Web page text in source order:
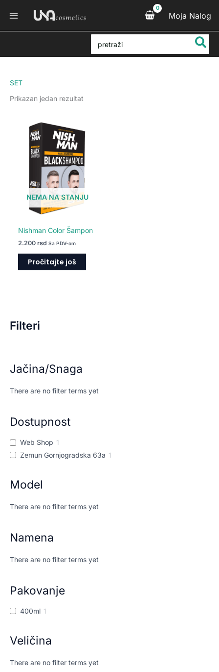
Moja Nalog
for:
Filteri
Jačina/Snaga
There are no filter terms yet
Dostupnost
Web Shop 1
Zemun Gornjogradska 63a 1
Model
There are no filter terms yet
Namena
There are no filter terms yet
Pakovanje
400ml 1
Veličina
There are no filter terms yet
SET
Prikazan jedan rezultat
NEMA NA STANJU
Nishman Color Šampon
2.200 rsd Sa PDV-om
Pročitajte još